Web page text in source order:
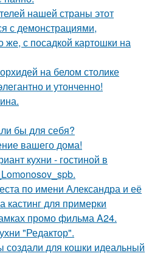
нашей страны этот
с демонстрациями,
с посадкой картошки на
на белом столике
и утонченно!
бы для себя?
вашего дома!
кухни - гостиной в
по имени Александра и её
кастинг для примерки
промо фильма A24.
"Редактор".
создали для кошки идеальный